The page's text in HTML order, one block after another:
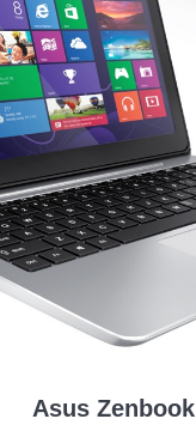
Asus Zenbook